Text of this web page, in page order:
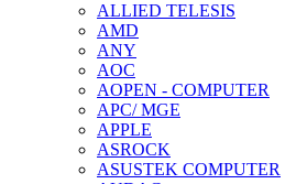
ALLIED TELESIS
AMD
ANY
AOC
AOPEN - COMPUTER
APC/ MGE
APPLE
ASROCK
ASUSTEK COMPUTER